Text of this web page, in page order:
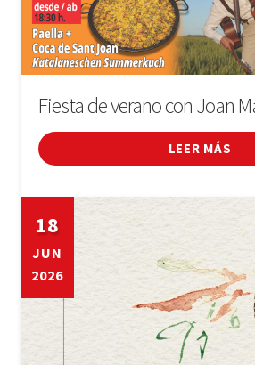
Fiesta de verano con Joan
LEER MÁS
18
JUN
2026